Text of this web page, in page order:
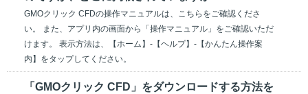
GMOクリック CFDの操作マニュアルは、こちらをご確認くださ
い。 また、アプリ内の画面から「操作マニュアル」をご確認いただ
けます。 表示方法は、【ホーム】-【ヘルプ】-【かんたん操作案
内】をタップしてください。
「GMOクリック CFD」をダウンロードする方法を